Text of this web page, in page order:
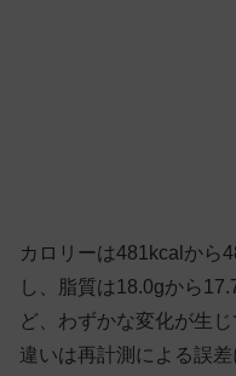
カロリーは481kcalから
し、脂質は18.0gから
ど、わずかな変化が生
違いは再計測による誤